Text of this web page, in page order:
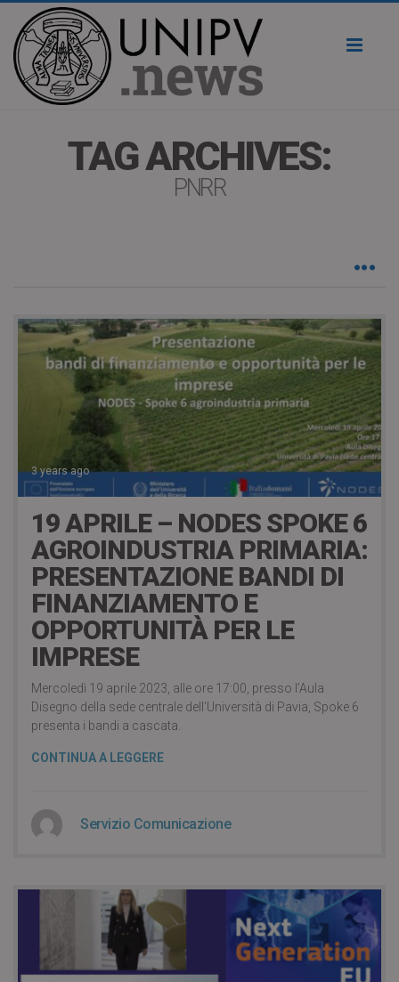
TAG ARCHIVES:
PNRR
3 years ago
19 APRILE – NODES SPOKE 6
AGROINDUSTRIA PRIMARIA:
PRESENTAZIONE BANDI DI
FINANZIAMENTO E
OPPORTUNITÀ PER LE
IMPRESE
Mercoledì 19 aprile 2023, alle ore 17:00, presso l’Aula
Disegno della sede centrale dell’Università di Pavia, Spoke 6
presenta i bandi a cascata.
CONTINUA A LEGGERE
Servizio Comunicazione